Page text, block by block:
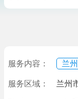
服务内容： 兰
服务区域： 兰州